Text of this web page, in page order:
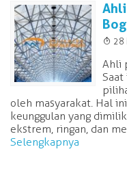
T 28
Ahli
oleh masyarakat. Hal
keunggulan yang
ekstrem, ringan, dan
Selengkapnya